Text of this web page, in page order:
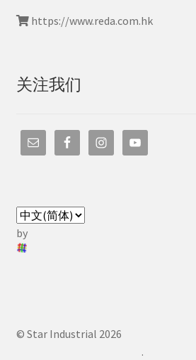
https://www.reda.com.hk
关注我们
by
© Star Industrial 2026
.